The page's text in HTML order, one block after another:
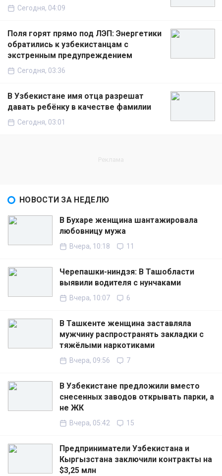
Сегодня, 04:09
Поля горят прямо под ЛЭП: Энергетики
обратились к узбекистанцам с
экстренным предупреждением
Сегодня, 03:36
В Узбекистане имя отца разрешат
давать ребёнку в качестве фамилии
Сегодня, 03:01
НОВОСТИ ЗА НЕДЕЛЮ
В Бухаре женщина шантажировала
любовницу мужа
Вчера, 10:18 11
Черепашки-ниндзя: В Ташобласти
выявили водителя с нунчаками
Вчера, 10:07 6
В Ташкенте женщина заставляла
мужчину распространять закладки с
тяжёлыми наркотиками
Вчера, 09:56 7
В Узбекистане предложили вместо
снесенных заводов открывать парки, а
не ЖК
Вчера, 05:42 15
Предприниматели Узбекистана и
Кыргызстана заключили контракты на
$3,25 млн